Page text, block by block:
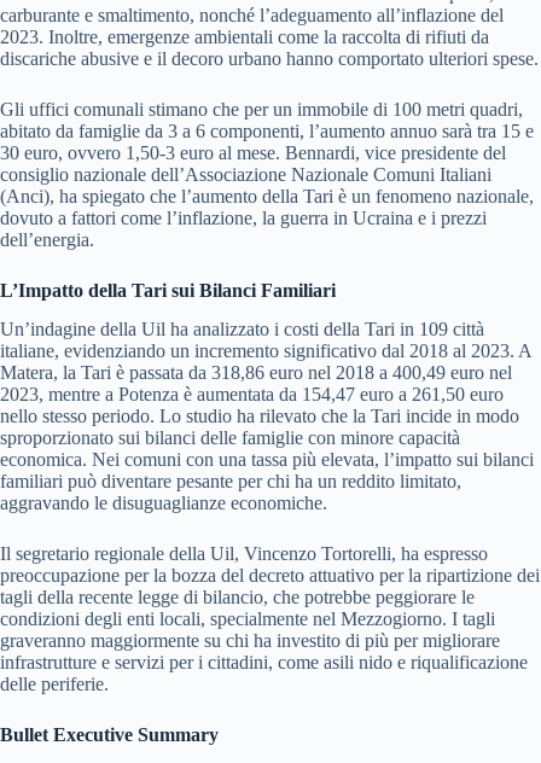
carburante e smaltimento, nonché l’adeguamento all’inflazione del
2023. Inoltre, emergenze ambientali come la raccolta di rifiuti da
discariche abusive e il decoro urbano hanno comportato ulteriori spese.
Gli uffici comunali stimano che per un immobile di 100 metri quadri,
abitato da famiglie da 3 a 6 componenti, l’aumento annuo sarà tra 15 e
30 euro, ovvero 1,50-3 euro al mese. Bennardi, vice presidente del
consiglio nazionale dell’Associazione Nazionale Comuni Italiani
(Anci), ha spiegato che l’aumento della Tari è un fenomeno nazionale,
dovuto a fattori come l’inflazione, la guerra in Ucraina e i prezzi
dell’energia.
L’Impatto della Tari sui Bilanci Familiari
Un’indagine della Uil ha analizzato i costi della Tari in 109 città
italiane, evidenziando un incremento significativo dal 2018 al 2023. A
Matera, la Tari è passata da 318,86 euro nel 2018 a 400,49 euro nel
2023, mentre a Potenza è aumentata da 154,47 euro a 261,50 euro
nello stesso periodo. Lo studio ha rilevato che la Tari incide in modo
sproporzionato sui bilanci delle famiglie con minore capacità
economica. Nei comuni con una tassa più elevata, l’impatto sui bilanci
familiari può diventare pesante per chi ha un reddito limitato,
aggravando le disuguaglianze economiche.
Il segretario regionale della Uil, Vincenzo Tortorelli, ha espresso
preoccupazione per la bozza del decreto attuativo per la ripartizione dei
tagli della recente legge di bilancio, che potrebbe peggiorare le
condizioni degli enti locali, specialmente nel Mezzogiorno. I tagli
graveranno maggiormente su chi ha investito di più per migliorare
infrastrutture e servizi per i cittadini, come asili nido e riqualificazione
delle periferie.
Bullet Executive Summary